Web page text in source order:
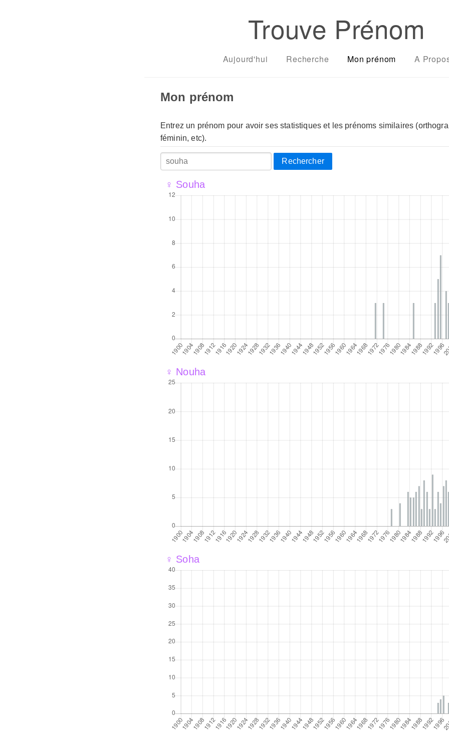
Trouve Prénom
Aujourd'hui Recherche Mon prénom A
Mon prénom
Entrez un prénom pour avoir ses statistiques et les prénoms similaires
féminin, etc).
Rechercher
♀ Souha
♀ Nouha
♀ Soha